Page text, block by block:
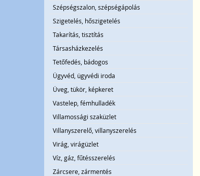
Szépségszalon, szépségápolás
Szigetelés, hőszigetelés
Takarítás, tisztítás
Társasházkezelés
Tetőfedés, bádogos
Ügyvéd, ügyvédi iroda
Üveg, tükör, képkeret
Vastelep, fémhulladék
Villamossági szaküzlet
Villanyszerelő, villanyszerelés
Virág, virágüzlet
Víz, gáz, fűtésszerelés
Zárcsere, zármentés